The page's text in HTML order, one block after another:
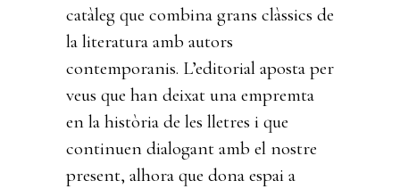
catàleg que combina grans clàssics de
la literatura amb autors
contemporanis. L’editorial aposta per
veus que han deixat una empremta
en la història de les lletres i que
continuen dialogant amb el nostre
present, alhora que dona espai a